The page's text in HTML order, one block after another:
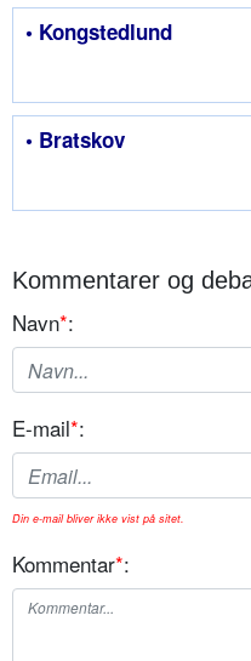
• Kongstedlund
• Bratskov
Kommentarer og
Navn*:
E-mail*:
Din e-mail bliver ikke vist på sitet.
Kommentar*: